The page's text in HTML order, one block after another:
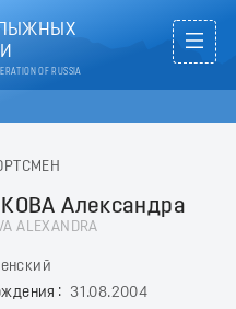
OF RUSSIA
Александра
ALEXANDRA
31.08.2004